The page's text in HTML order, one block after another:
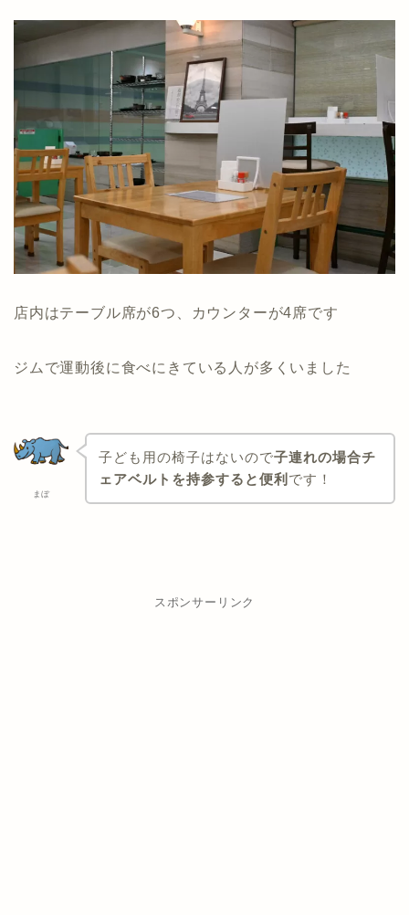
店内はテーブル席が6つ、カウンターが4席です
ジムで運動後に食べにきている人が多くいました
まぼ
子ども用の椅子はないので子連れの場合チ
ェアベルトを持参すると便利 です！
スポンサーリンク